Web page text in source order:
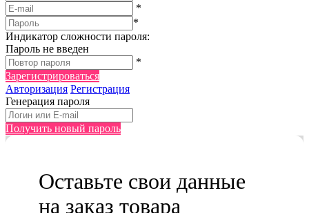
*
*
Индикатор сложности пароля:
Пароль не введен
*
Зарегистрироваться
Авторизация Регистрация
Генерация пароля
Получить новый пароль
Оставьте свои данные
на заказ товара